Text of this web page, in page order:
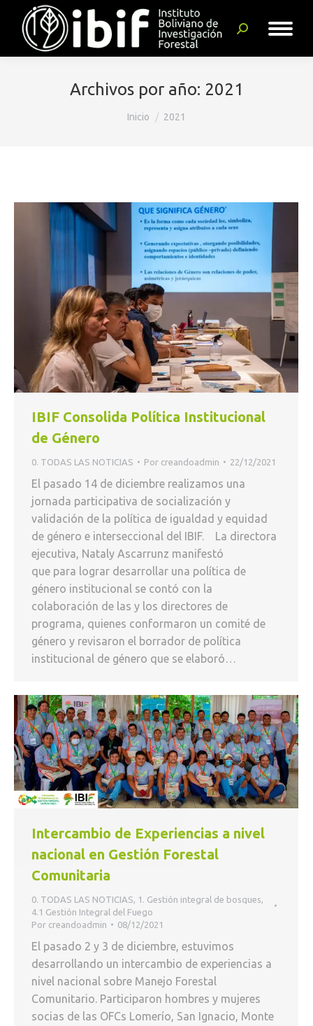
Buscar:
Archivos por año: 2021
Estás aquí:
Inicio 2021
IBIF Consolida Política Institucional
de Género
0. TODAS LAS NOTICIAS Por creandoadmin 22/12/2021
El pasado 14 de diciembre realizamos una
jornada participativa de socialización y
validación de la política de igualdad y equidad
de género e interseccional del IBIF. La directora
ejecutiva, Nataly Ascarrunz manifestó
que para lograr desarrollar una política de
género institucional se contó con la
colaboración de las y los directores de
programa, quienes conformaron un comité de
género y revisaron el borrador de política
institucional de género que se elaboró…
Intercambio de Experiencias a nivel
nacional en Gestión Forestal
Comunitaria
0. TODAS LAS NOTICIAS 1. Gestión integral de bosques
4.1 Gestión Integral del Fuego
Por creandoadmin 08/12/2021
El pasado 2 y 3 de diciembre, estuvimos
desarrollando un intercambio de experiencias a
nivel nacional sobre Manejo Forestal
Comunitario. Participaron hombres y mujeres
socias de las OFCs Lomerío, San Ignacio, Monte